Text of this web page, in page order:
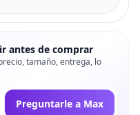
antes de comprar
tamaño, entrega, lo
Preguntarle a Max